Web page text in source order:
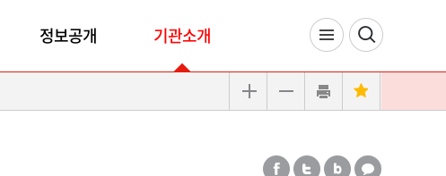
정보공개 기관소개